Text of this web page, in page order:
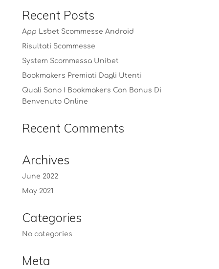
Recent Posts
App Lsbet Scommesse Android
Risultati Scommesse
System Scommessa Unibet
Bookmakers Premiati Dagli Utenti
Quali Sono I Bookmakers Con Bonus Di
Benvenuto Online
Recent Comments
Archives
June 2022
May 2021
Categories
No categories
Meta